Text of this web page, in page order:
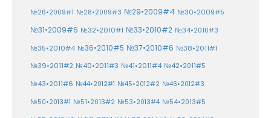
№26•2009#1 №28•2009#3 №29•2009#4 №30•2009#5
№31•2009#6 №32•2010#1 №33•2010#2 №34•2010#3
№35•2010#4 №36•2010#5 №37•2010#6 №38•2011#1
№39•2011#2 №40•2011#3 №41•2011#4 №42•2011#5
№43•2011#6 №44•2012#1 №45•2012#2 №46•2012#3
№50•2013#1 №51•2013#2 №53•2013#4 №54•2013#5